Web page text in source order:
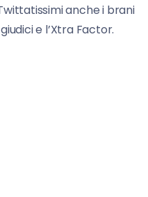
anche i brani
e l’Xtra Factor.